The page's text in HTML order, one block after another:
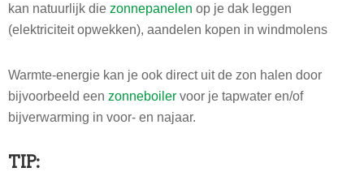
kan natuurlijk die zonnepanelen op je dak leggen
(elektriciteit opwekken), aandelen kopen in windmolens
Warmte-energie kan je ook direct uit de zon halen door
bijvoorbeeld een zonneboiler voor je tapwater en/of
bijverwarming in voor- en najaar.
TIP: